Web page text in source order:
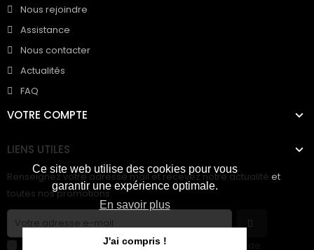
Ce site web utilise des cookies pour vous
garantir une expérience optimale.
En savoir plus
J'ai compris !
Nous rejoindre
Assistance
Nous contacter
Actualités
FAQ
VOTRE COMPTE
LIENS UTILES
Renseignez votre adresse mail et recevez notre actualité et
toutes nos promotions.
J'accepte les conditions générales et la politique de